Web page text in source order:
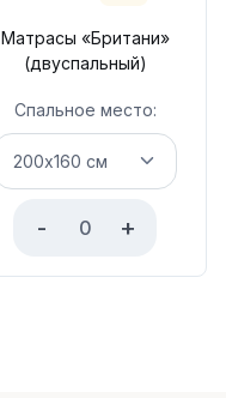
Матрасы «Британи»
(двуспальный)
Спальное место:
- +